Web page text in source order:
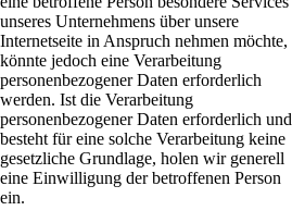
unseres Unternehmens über unsere
Internetseite in Anspruch nehmen möchte,
könnte jedoch eine Verarbeitung
personenbezogener Daten erforderlich
werden. Ist die Verarbeitung
personenbezogener Daten erforderlich und
besteht für eine solche Verarbeitung keine
gesetzliche Grundlage, holen wir generell
eine Einwilligung der betroffenen Person
ein.